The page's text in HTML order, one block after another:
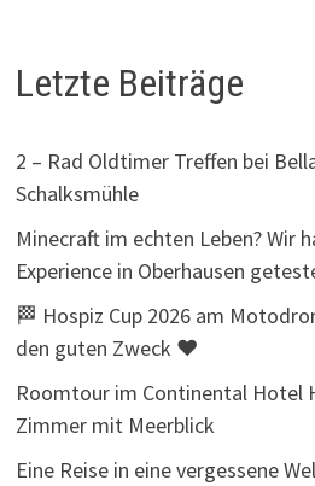
Letzte Beiträge
2 – Rad Oldtimer Treffen bei
Schalksmühle
Minecraft im echten Leben? Wir
Experience in Oberhausen
🏁 Hospiz Cup 2026 am
den guten Zweck ❤️
Roomtour im Continental Hotel
Zimmer mit Meerblick
Eine Reise in eine vergessene